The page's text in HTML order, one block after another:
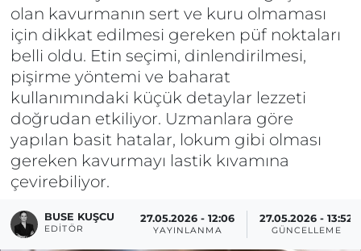
olan kavurmanın sert ve kuru olmaması
için dikkat edilmesi gereken püf noktaları
belli oldu. Etin seçimi, dinlendirilmesi,
pişirme yöntemi ve baharat
kullanımındaki küçük detaylar lezzeti
doğrudan etkiliyor. Uzmanlara göre
yapılan basit hatalar, lokum gibi olması
gereken kavurmayı lastik kıvamına
çevirebiliyor.
BUSE KUŞCU
EDITÖR
27.05.2026 - 12:06
YAYINLANMA
27.05.2026 - 13:52
GÜNCELLEME